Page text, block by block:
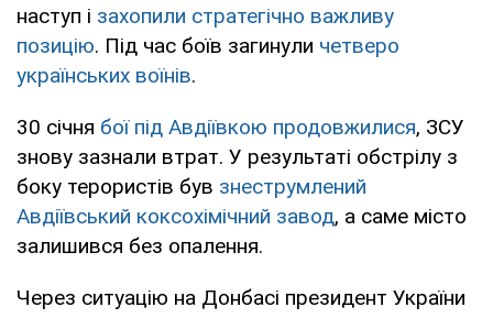
наступ і захопили стратегічно важливу
позицію. Під час боїв загинули четверо
українських воїнів.
30 січня бої під Авдіївкою продовжилися, ЗСУ
знову зазнали втрат. У результаті обстрілу з
боку терористів був знеструмлений
Авдіївський коксохімічний завод, а саме місто
залишився без опалення.
Через ситуацію на Донбасі президент України